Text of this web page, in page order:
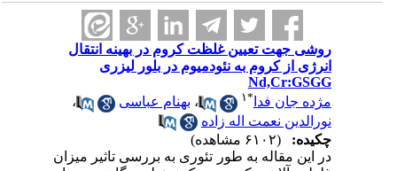
روشی جهت تعیین غلظت کروم در بهینه انتقال
انرژی از کروم به نئودمیوم در بلور لیزری
Nd,Cr:GSGG
مژده جان فدا* ۱ ،بهنام عباسی
،
نورالدین نعمت اله زاده
چکیده:
در این مقاله به طور تئوری به بررسی تاثیر میزان